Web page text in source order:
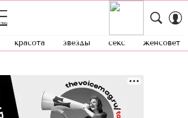
красота звезды секс женсовет